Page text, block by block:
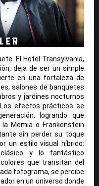
El Hotel Transylvania,
deja de ser un simple
en una fortaleza de
salones de banquetes
y jardines nocturnos
efectos prácticos se
logrando que
Momia o Frankenstein
sin perder su toque
un estilo visual híbrido:
y lo fantástico
que transitan del
fotograma, se percibe
en un universo donde